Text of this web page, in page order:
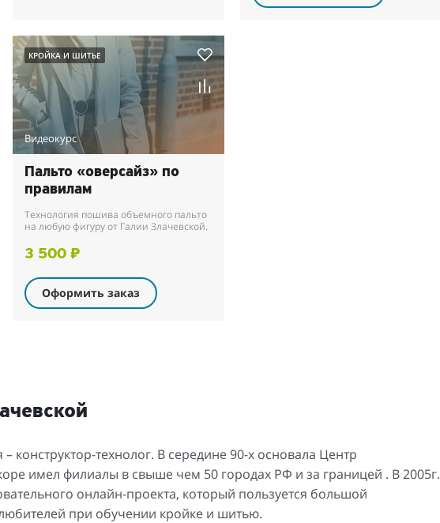
КРОЙКА И ШИТЬЕ
Видеокурс
Пальто «оверсайз» по
правилам
Технология пошива объемного пальто
на любую фигуру от Галии Злачевской.
3 500 ₽
Оформить заказ
конструктор-технолог. В середине 90-х основала Центр
имел филиалы в свыше чем 50 городах РФ и за границей . В 2005г.
онлайн-проекта, который пользуется большой
при обучении кройке и шитью.